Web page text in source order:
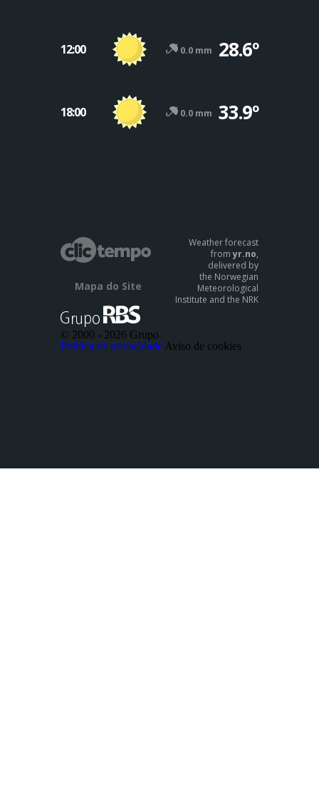
12:00 0.0 mm 28.6º
18:00 0.0 mm 33.9º
Mapa do Site
Weather forecast
fromyr.no,
delivered by
the Norwegian
Meteorological
Institute and the NRK
© 2000 - 2026 Grupo
Política de privacidade Aviso de cookies